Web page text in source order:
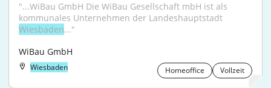
"...WiBau GmbH Die WiBau Gesellschaft mbH ist als
Wiesbaden..."
WiBau GmbH
Wiesbaden Homeoffice Vollzeit